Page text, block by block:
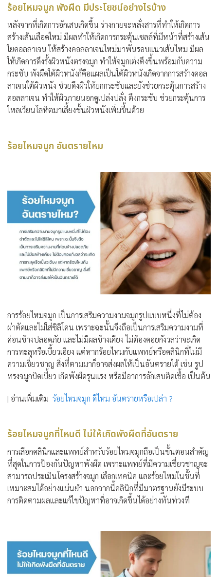
ร้อยไหมจมูก พังผืด มีประโยชน์อย่างไรบ้าง
หลังจากที่เกิดการอักเสบเกิดขึ้น ร่างกายจะหลั่งสารที่ทำให้เกิดการ
สร้างเส้นเลือดใหม่ มีผลทำให้เกิดการกระตุ้นเซลล์ที่มีหน้าที่สร้างเส้น
ใยคอลลาเจน ให้สร้างคอลลาเจนใหม่มาพันรอบแนวเส้นไหม มีผล
ให้เกิดการดึงรั้งผิวหนังตรงจมูก ทำให้จมูกเต่งตึงขึ้นพร้อมกับความ
กระชับ พังผืดใต้ผิวหนังก็คือแผลเป็นใต้ผิวหนังเกิดจากการสร้างคอล
ลาเจนใต้ผิวหนัง ช่วยดึงผิวให้ยกกระชับและยังช่วยกระตุ้นการสร้าง
คอลลาเจน ทำให้ผิวภายนอกดูเปล่งปลั่ง ตึงกระชับ ช่วยกระตุ้นการ
ไหลเวียนโลหิตมาเลี้ยงชั้นผิวหนังเพิ่มขึ้นด้วย
ร้อยไหมจมูก อันตรายไหม
การร้อยไหมจมูก เป็นการเสริมความงามจมูกรูปแบบหนึ่งที่ไม่ต้อง
ผ่าตัดและไม่ใส่ซิลิโคน เพราะฉะนั้นจึงถือเป็นการเสริมความงามที่
ค่อนข้างปลอดภัย และไม่มีผลข้างเคียง ไม่ต้องคอยกังวลว่าจะเกิด
การทะลุหรือเบี้ยวเอียง แต่หากร้อยไหมกับแพทย์หรือคลินิกที่ไม่มี
ความเชี่ยวชาญ สิ่งที่ตามมาก็อาจส่งผลให้เป็นอันตรายได้ เช่น รูป
ทรงจมูกบิดเบี้ยว เกิดพังผืดรุนแรง หรือมีอาการอักเสบติดเชื้อ เป็นต้น
| อ่านเพิ่มเติม ร้อยไหมจมูก ดีไหม อันตรายหรือเปล่า ?
ร้อยไหมจมูกที่ไหนดี ไม่ให้เกิดพังผืดที่อันตราย
การเลือกคลินิกและแพทย์สำหรับร้อยไหมจมูกถือเป็นขั้นตอนสำคัญ
ที่สุดในการป้องกันปัญหาพังผืด เพราะแพทย์ที่มีความเชี่ยวชาญจะ
สามารถประเมินโครงสร้างจมูก เลือกเทคนิค และร้อยไหมในชั้นที่
เหมาะสมได้อย่างแม่นยำ นอกจากนี้คลินิกที่มีมาตรฐานยังมีระบบ
การติดตามผลและแก้ไขปัญหาที่อาจเกิดขึ้นได้อย่างทันท่วงที